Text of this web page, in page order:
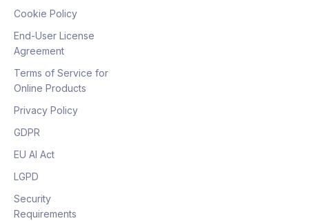
Cookie Policy
End-User License
Agreement
Terms of Service for
Online Products
Privacy Policy
GDPR
EU AI Act
LGPD
Security
Requirements